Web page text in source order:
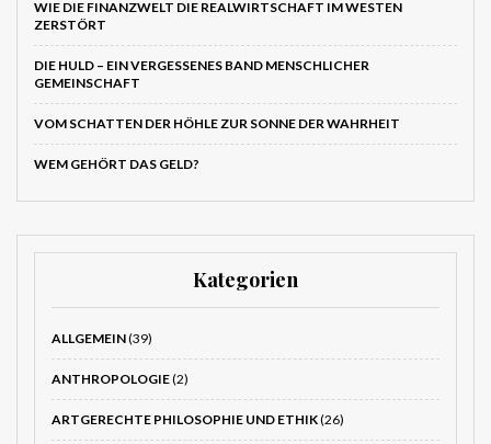
WIE DIE FINANZWELT DIE REALWIRTSCHAFT IM WESTEN
ZERSTÖRT
DIE HULD – EIN VERGESSENES BAND MENSCHLICHER
GEMEINSCHAFT
VOM SCHATTEN DER HÖHLE ZUR SONNE DER WAHRHEIT
WEM GEHÖRT DAS GELD?
Kategorien
ALLGEMEIN(39)
ANTHROPOLOGIE(2)
ARTGERECHTE PHILOSOPHIE UND ETHIK(26)